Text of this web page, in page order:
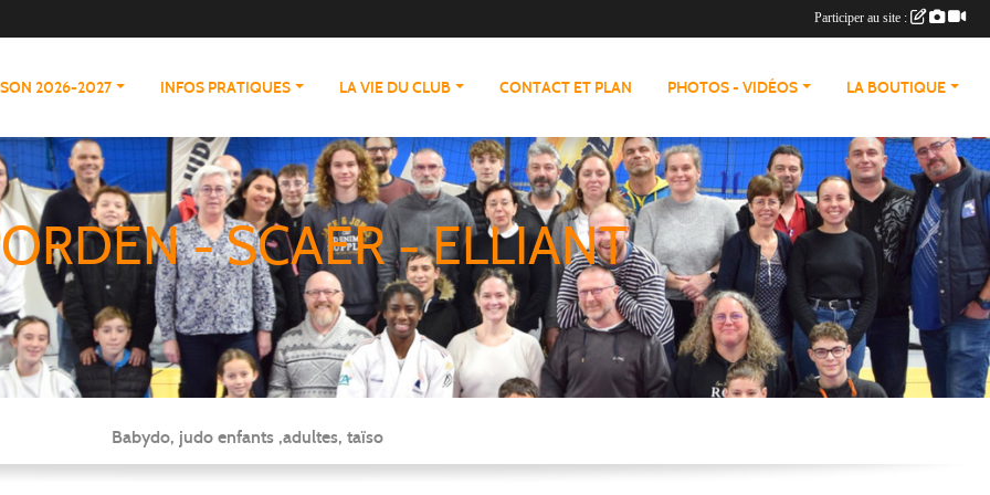
2026-2027 INFOS PRATIQUES LA VIE DU CLUB CONTACT ET PLAN PHOTOS - VIDÉOS LA BOUTIQUE
- SCAER - ELLIANT
Babydo, judo enfants ,adultes, taïso
Participer au site :